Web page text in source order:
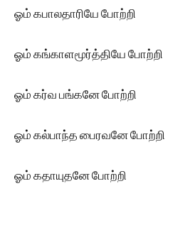
ஓம் கபாலதாரியே போற்றி
ஓம் கங்காளமூர்த்தியே போற்றி
ஓம் கர்வ பங்கனே போற்றி
ஓம் கல்பாந்த பைரவனே போற்றி
ஓம் கதாயுதனே போற்றி